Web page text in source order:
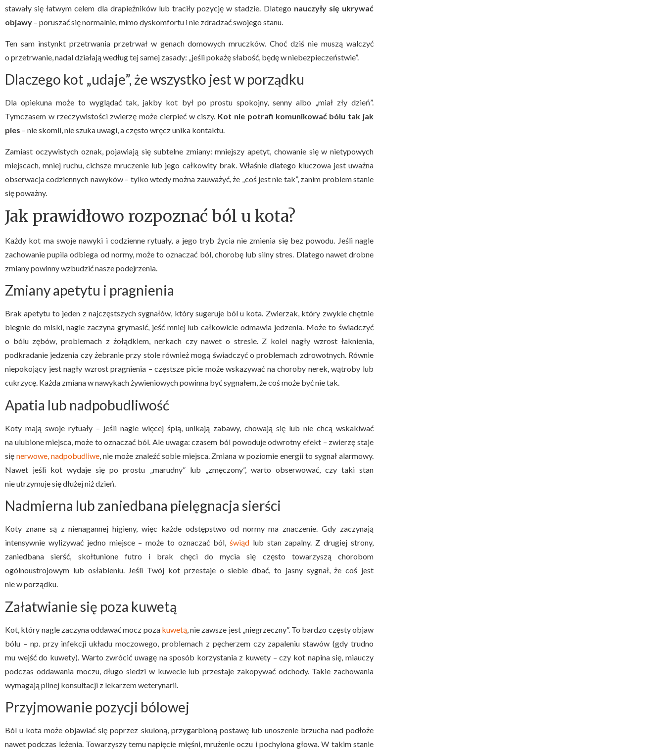
stawały się łatwym celem dla drapieżników lub traciły pozycję w stadzie. Dlatego nauczyły się ukrywać
objawy – poruszać się normalnie, mimo dyskomfortu i nie zdradzać swojego stanu.
Ten sam instynkt przetrwania przetrwał w genach domowych mruczków. Choć dziś nie muszą walczyć
o przetrwanie, nadal działają według tej samej zasady: „jeśli pokażę słabość, będę w niebezpieczeństwie”.
Dlaczego kot „udaje”, że wszystko jest w porządku
Dla opiekuna może to wyglądać tak, jakby kot był po prostu spokojny, senny albo „miał zły dzień”.
Tymczasem w rzeczywistości zwierzę może cierpieć w ciszy. Kot nie potrafi komunikować bólu tak jak
pies – nie skomli, nie szuka uwagi, a często wręcz unika kontaktu.
Zamiast oczywistych oznak, pojawiają się subtelne zmiany: mniejszy apetyt, chowanie się w nietypowych
miejscach, mniej ruchu, cichsze mruczenie lub jego całkowity brak. Właśnie dlatego kluczowa jest uważna
obserwacja codziennych nawyków – tylko wtedy można zauważyć, że „coś jest nie tak”, zanim problem stanie
się poważny.
Jak prawidłowo rozpoznać ból u kota?
Każdy kot ma swoje nawyki i codzienne rytuały, a jego tryb życia nie zmienia się bez powodu. Jeśli nagle
zachowanie pupila odbiega od normy, może to oznaczać ból, chorobę lub silny stres. Dlatego nawet drobne
zmiany powinny wzbudzić nasze podejrzenia.
Zmiany apetytu i pragnienia
Brak apetytu to jeden z najczęstszych sygnałów, który sugeruje ból u kota. Zwierzak, który zwykle chętnie
biegnie do miski, nagle zaczyna grymasić, jeść mniej lub całkowicie odmawia jedzenia. Może to świadczyć
o bólu zębów, problemach z żołądkiem, nerkach czy nawet o stresie. Z kolei nagły wzrost łaknienia,
podkradanie jedzenia czy żebranie przy stole również mogą świadczyć o problemach zdrowotnych. Równie
niepokojący jest nagły wzrost pragnienia – częstsze picie może wskazywać na choroby nerek, wątroby lub
cukrzycę. Każda zmiana w nawykach żywieniowych powinna być sygnałem, że coś może być nie tak.
Apatia lub nadpobudliwość
Koty mają swoje rytuały – jeśli nagle więcej śpią, unikają zabawy, chowają się lub nie chcą wskakiwać
na ulubione miejsca, może to oznaczać ból. Ale uwaga: czasem ból powoduje odwrotny efekt – zwierzę staje
się nerwowe, nadpobudliwe, nie może znaleźć sobie miejsca. Zmiana w poziomie energii to sygnał alarmowy.
Nawet jeśli kot wydaje się po prostu „marudny” lub „zmęczony”, warto obserwować, czy taki stan
nie utrzymuje się dłużej niż dzień.
Nadmierna lub zaniedbana pielęgnacja sierści
Koty znane są z nienagannej higieny, więc każde odstępstwo od normy ma znaczenie. Gdy zaczynają
intensywnie wylizywać jedno miejsce – może to oznaczać ból, świądlub stan zapalny. Z drugiej strony,
zaniedbana sierść, skołtunione futro i brak chęci do mycia się często towarzyszą chorobom
ogólnoustrojowym lub osłabieniu. Jeśli Twój kot przestaje o siebie dbać, to jasny sygnał, że coś jest
nie w porządku.
Załatwianie się poza kuwetą
Kot, który nagle zaczyna oddawać mocz poza kuwetą, nie zawsze jest „niegrzeczny”. To bardzo częsty objaw
bólu – np. przy infekcji układu moczowego, problemach z pęcherzem czy zapaleniu stawów (gdy trudno
mu wejść do kuwety). Warto zwrócić uwagę na sposób korzystania z kuwety – czy kot napina się, miauczy
podczas oddawania moczu, długo siedzi w kuwecie lub przestaje zakopywać odchody. Takie zachowania
wymagają pilnej konsultacji z lekarzem weterynarii.
Przyjmowanie pozycji bólowej
Ból u kota może objawiać się poprzez skuloną, przygarbioną postawę lub unoszenie brzucha nad podłoże
nawet podczas leżenia. Towarzyszy temu napięcie mięśni, mrużenie oczu i pochylona głowa. W takim stanie